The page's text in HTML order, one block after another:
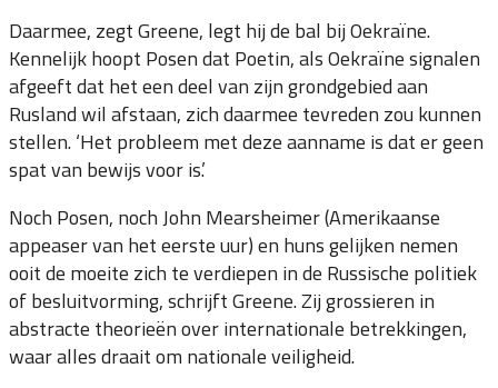
Daarmee, zegt Greene, legt hij de bal bij Oekraïne.
Kennelijk hoopt Posen dat Poetin, als Oekraïne signalen
afgeeft dat het een deel van zijn grondgebied aan
Rusland wil afstaan, zich daarmee tevreden zou kunnen
stellen. ‘Het probleem met deze aanname is dat er geen
spat van bewijs voor is.’
Noch Posen, noch John Mearsheimer (Amerikaanse
appeaser van het eerste uur) en huns gelijken nemen
ooit de moeite zich te verdiepen in de Russische politiek
of besluitvorming, schrijft Greene. Zij grossieren in
abstracte theorieën over internationale betrekkingen,
waar alles draait om nationale veiligheid.